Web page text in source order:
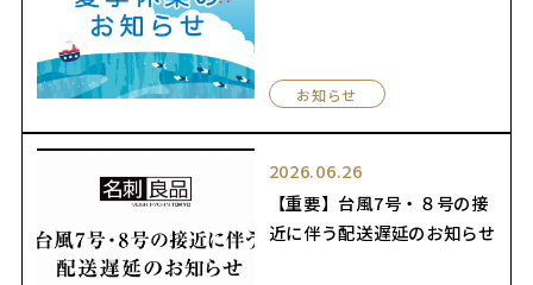
お知らせ
2026.06.26
【重要】台風7号・８号の接
近に伴う配送遅延のお知らせ